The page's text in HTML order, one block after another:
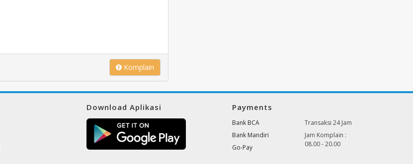
Komplain
Download Aplikasi Payments
Bank BCA
Bank Mandiri
Go-Pay
Transaksi 24 Jam
Jam Komplain :
08.00 - 20.00